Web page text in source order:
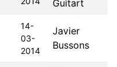
Guitart
14-
03-
2014
Javier
Bussons